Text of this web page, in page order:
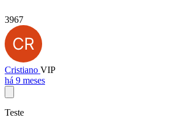
3967
Cristiano VIP
há 9 meses
Teste